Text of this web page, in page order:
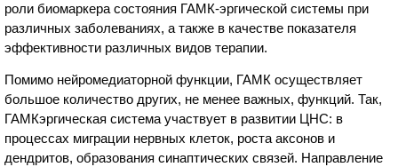
роли биомаркера состояния ГАМК-эргической системы при
различных заболеваниях, а также в качестве показателя
эффективности различных видов терапии.
Помимо нейромедиаторной функции, ГАМК осуществляет
большое количество других, не менее важных, функций. Так,
ГАМКэргическая система участвует в развитии ЦНС: в
процессах миграции нервных клеток, роста аксонов и
дендритов, образования синаптических связей. Направление